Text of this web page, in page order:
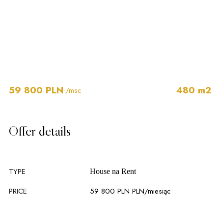
59 800 PLN /msc 480 m2
Offer details
TYPE House na Rent
PRICE 59 800 PLN PLN/miesiąc